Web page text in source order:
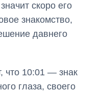
скоро его
знакомство,
давнего
что 10:01 — знак
глаза, своего